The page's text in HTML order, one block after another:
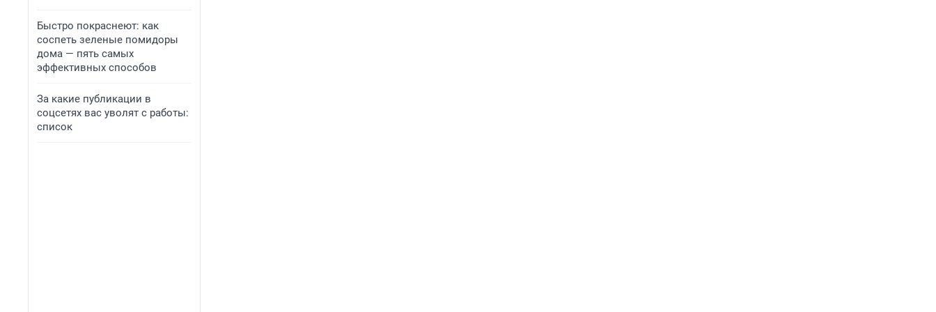
Быстро покраснеют: как
соспеть зеленые помидоры
дома — пять самых
эффективных способов
За какие публикации в
соцсетях вас уволят с работы:
список